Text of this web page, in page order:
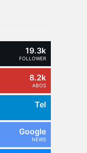
19.3k
FOLLOWER
8.2k
ABOS
Tel
Google
NEWS